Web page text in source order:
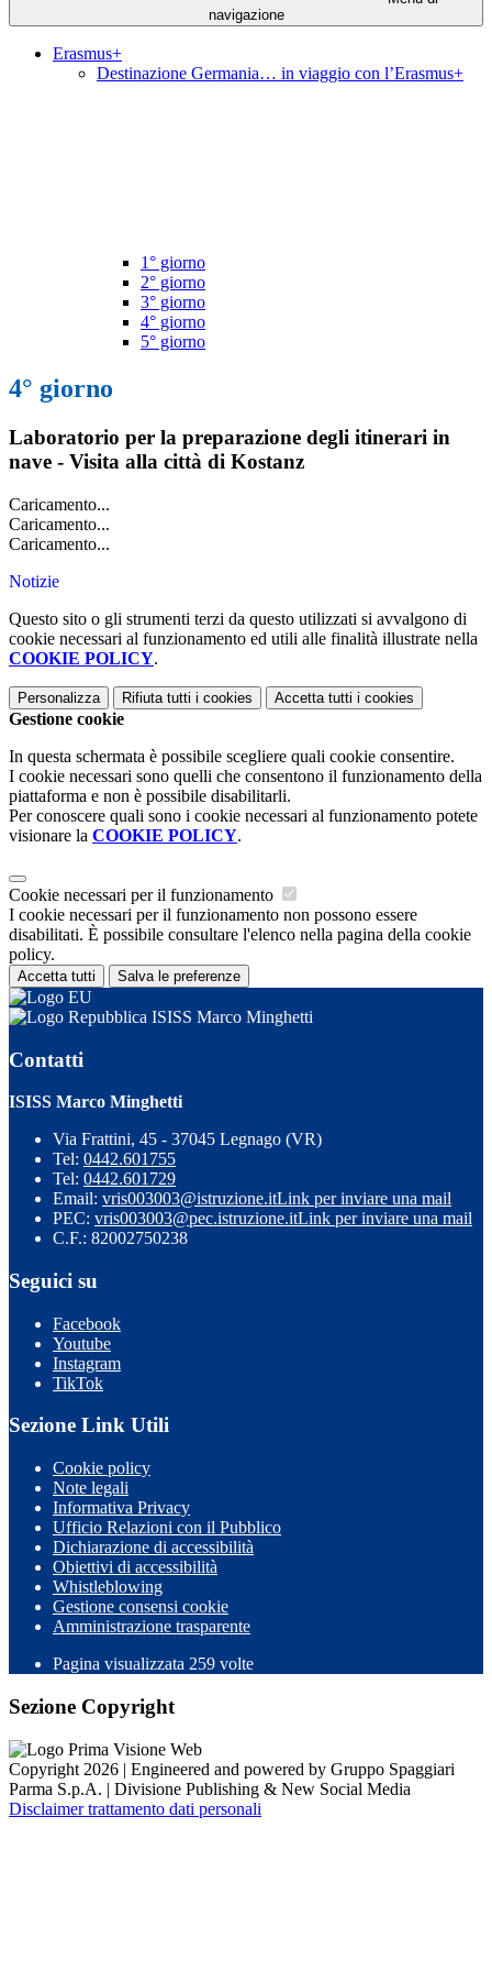
navigazione
Erasmus+
Destinazione Germania… in viaggio con l’Erasmus+
1° giorno
2° giorno
3° giorno
4° giorno
5° giorno
4° giorno
Laboratorio per la preparazione degli itinerari in
nave - Visita alla città di Kostanz
Caricamento...
Caricamento...
Caricamento...
Notizie
Questo sito o gli strumenti terzi da questo utilizzati si avvalgono di
cookie necessari al funzionamento ed utili alle finalità illustrate nella
COOKIE POLICY.
Personalizza Rifiuta tutti i cookies Accetta tutti i cookies
Gestione cookie
In questa schermata è possibile scegliere quali cookie consentire.
I cookie necessari sono quelli che consentono il funzionamento della
piattaforma e non è possibile disabilitarli.
Per conoscere quali sono i cookie necessari al funzionamento potete
visionare la COOKIE POLICY.
Cookie necessari per il funzionamento
I cookie necessari per il funzionamento non possono essere
disabilitati. È possibile consultare l'elenco nella pagina della cookie
policy.
Accetta tutti Salva le preferenze
ISISS Marco Minghetti
Contatti
ISISS Marco Minghetti
Via Frattini, 45 - 37045 Legnago (VR)
Tel: 0442.601755
Tel: 0442.601729
Email: vris003003@istruzione.itLink per inviare una mail
PEC: vris003003@pec.istruzione.itLink per inviare una mail
C.F.: 82002750238
Seguici su
Facebook
Youtube
Instagram
TikTok
Sezione Link Utili
Cookie policy
Note legali
Informativa Privacy
Ufficio Relazioni con il Pubblico
Dichiarazione di accessibilità
Obiettivi di accessibilità
Whistleblowing
Gestione consensi cookie
Amministrazione trasparente
Pagina visualizzata 259 volte
Sezione Copyright
Copyright 2026 | Engineered and powered by Gruppo Spaggiari
Parma S.p.A. | Divisione Publishing & New Social Media
Disclaimer trattamento dati personali